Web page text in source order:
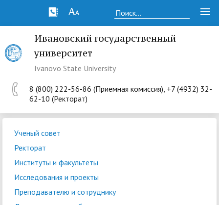
Ивановский государственный
университет
Ivanovo State University
8 (800) 222-56-86 (Приемная комиссия), +7 (4932) 32-
62-10 (Ректорат)
Ученый совет
Ректорат
Институты и факультеты
Исследования и проекты
Преподавателю и сотруднику